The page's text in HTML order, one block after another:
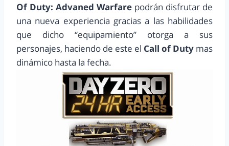
Of Duty: Advaned Warfare podrán disfrutar de
una nueva experiencia gracias a las habilidades
que dicho “equipamiento” otorga a sus
personajes, haciendo de este el Call of Duty mas
dinámico hasta la fecha.